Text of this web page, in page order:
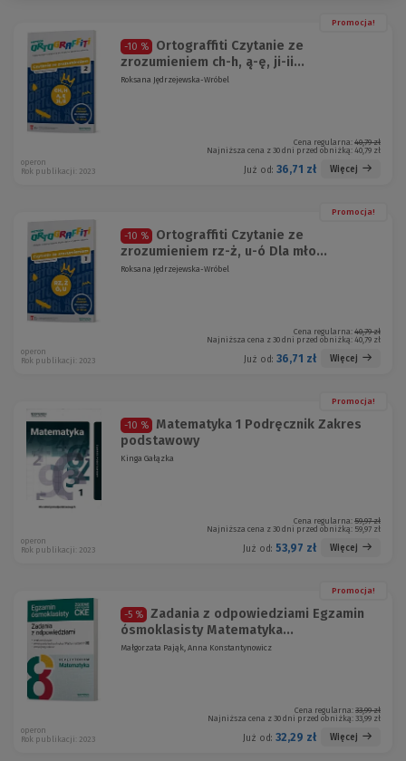
Promocja!
-10 %
Ortograffiti Czytanie ze
zrozumieniem ch-h, ą-ę, ji-ii...
Roksana Jędrzejewska-Wróbel
Cena regularna: 40,79 zł
Najniższa cena z 30 dni przed obniżką: 40,79 zł
Już od: 36,71 zł Więcej
operon
Rok publikacji: 2023
Promocja!
-10 %
Ortograffiti Czytanie ze
zrozumieniem rz-ż, u-ó Dla mło...
Roksana Jędrzejewska-Wróbel
Cena regularna: 40,79 zł
Najniższa cena z 30 dni przed obniżką: 40,79 zł
Już od: 36,71 zł Więcej
operon
Rok publikacji: 2023
Promocja!
-10 %
Matematyka 1 Podręcznik Zakres
podstawowy
Kinga Gałązka
Cena regularna: 59,97 zł
Najniższa cena z 30 dni przed obniżką: 59,97 zł
Już od: 53,97 zł Więcej
operon
Rok publikacji: 2023
Promocja!
-5 %
Zadania z odpowiedziami Egzamin
ósmoklasisty Matematyka...
Małgorzata Pająk, Anna Konstantynowicz
Cena regularna: 33,99 zł
Najniższa cena z 30 dni przed obniżką: 33,99 zł
Już od: 32,29 zł Więcej
operon
Rok publikacji: 2023